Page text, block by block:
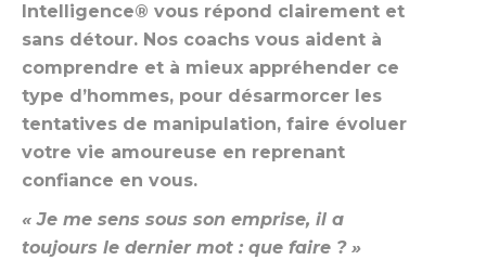
Intelligence® vous répond clairement et
sans détour. Nos coachs vous aident à
comprendre et à mieux appréhender ce
type d’hommes, pour désarmorcer les
tentatives de manipulation, faire évoluer
votre vie amoureuse en reprenant
confiance en vous.
« Je me sens sous son emprise, il a
toujours le dernier mot : que faire ? »